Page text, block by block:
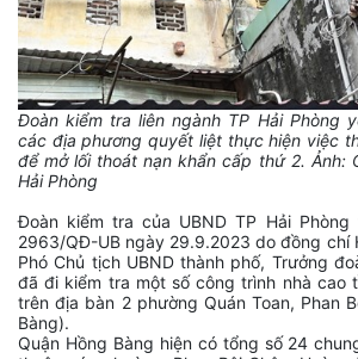
Đoàn kiểm tra liên ngành TP Hải Phòng
các địa phương quyết liệt thực hiện việc
để mở lối thoát nạn khẩn cấp thứ 2. Ảnh:
Hải Phòng
Đoàn kiểm tra của UBND TP Hải
2963/QĐ-UB ngày 29.9.2023 do đồng chí
Phó Chủ tịch UBND thành phố, Trưởng
đã đi kiểm tra một số công trình nhà cao
trên địa bàn 2 phường Quán Toan, Phan
Bàng).
Quận Hồng Bàng hiện có tổng số 24